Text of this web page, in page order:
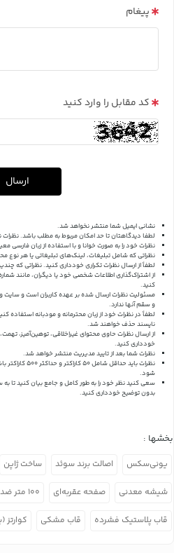
پیغام
کد مقابل را وارد کنید
ارسال
نشانی ایمیل شما منتشر نخواهد شد.
لطفا دیدگاهتان تا حد امکان مربوط به مطلب باشد.
نظرات خود را به صورت خوانا و با استفاده از زبان فارسی
نظراتی که شامل تبلیغات، لینک‌های تبلیغاتی یا هر نوع
لطفاً از ارسال نظرات تکراری خودداری کنید. نظراتی که
از اشتراک‌گذاری اطلاعات شخصی خود یا دیگران، مانند
کنید.
مسئولیت نظرات ارسال شده بر عهده کاربران است و
و سقم آنها ندارد.
لطفاً در نظرات خود از زبان محترمانه و مودبانه استفاده
ناپسند حذف خواهند شد.
از ارسال نظرات حاوی محتوای غیراخلاقی، توهین‌آمیز،
خودداری کنید.
نظرات شما بعد از تایید مدیریت منتشر خواهد شد.
نظرات باید
شود.
سعی کنید نظر خود را به طور کامل و جامع بیان کنید تا به
بدون توضیح خودداری کنید.
بخشها :
یونی‌سکس اصالت برند سوئد ساخت ژاپن
شیشه معدنی صفحه عقربه‌ای ۱۰۰ متر ضد آب
قاب پلاستیک فشرده قاب مشکی کوارتز